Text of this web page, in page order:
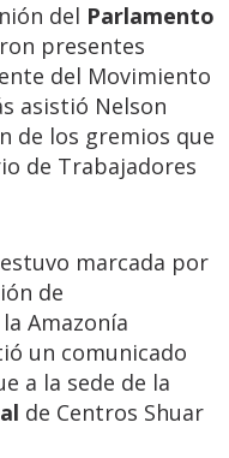
del Parlamento
presentes
del Movimiento
asistió Nelson
de los gremios que
de Trabajadores
marcada por
de
Amazonía
un comunicado
a la sede de la
de Centros Shuar